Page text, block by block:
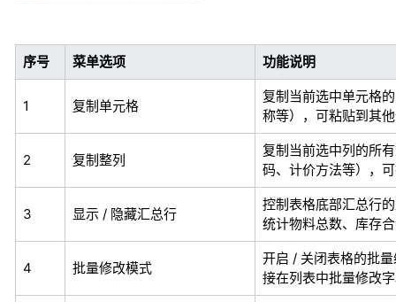
序号 菜单选项 功能说明
1 复制单元格
复制当前选中单元格
称等），可粘贴到其
2 复制整列
复制当前选中列的所
码、计价方法等），
3 显示 / 隐藏汇总行
控制表格底部汇总行
统计物料总数、库存
4 批量修改模式
开启 / 关闭表格的批
接在列表中批量修改